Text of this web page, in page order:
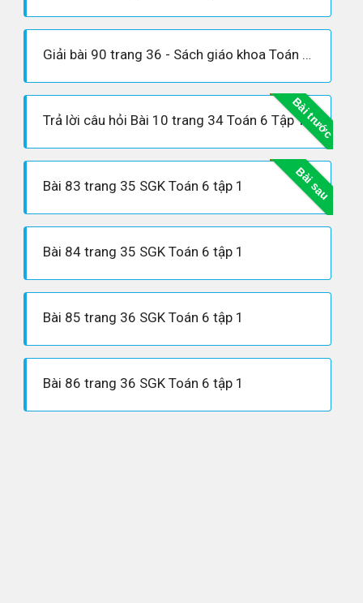
Giải bài 90 trang 36 - Sách giáo khoa Toán 6 tập 1
Bài trước
Trả lời câu hỏi Bài 10 trang 34 Toán 6 Tập 1
Bài sau
Bài 83 trang 35 SGK Toán 6 tập 1
Bài 84 trang 35 SGK Toán 6 tập 1
Bài 85 trang 36 SGK Toán 6 tập 1
Bài 86 trang 36 SGK Toán 6 tập 1